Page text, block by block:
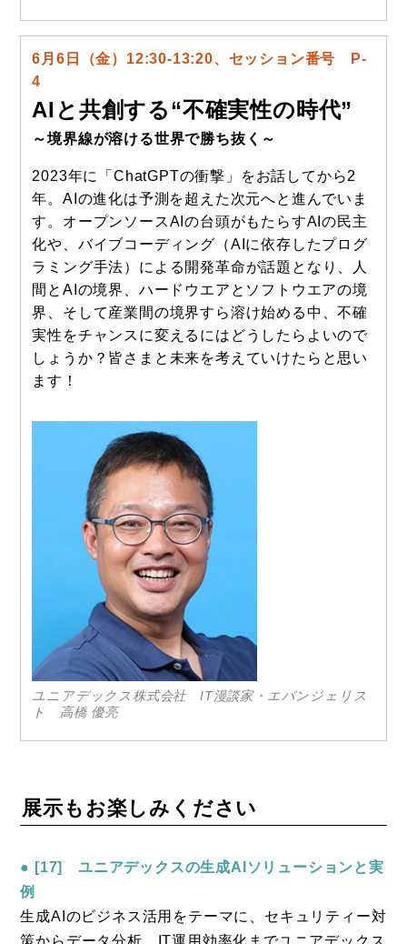
6月6日（金）12:30-13:20、セッション番号 P-
4
AIと共創する“不確実性の時代”
～境界線が溶ける世界で勝ち抜く～
2023年に「ChatGPTの衝撃」をお話してから2
年。AIの進化は予測を超えた次元へと進んでいま
す。オープンソースAIの台頭がもたらすAIの民主
化や、バイブコーディング（AIに依存したプログ
ラミング手法）による開発革命が話題となり、人
間とAIの境界、ハードウエアとソフトウエアの境
界、そして産業間の境界すら溶け始める中、不確
実性をチャンスに変えるにはどうしたらよいので
しょうか？皆さまと未来を考えていけたらと思い
ます！
ユニアデックス株式会社 IT漫談家・エバンジェリス
ト 高橋 優亮
展示もお楽しみください
● [17] ユニアデックスの生成AIソリューションと実
例
生成AIのビジネス活用をテーマに、セキュリティー対
策からデータ分析、IT運用効率化までユニアデックス